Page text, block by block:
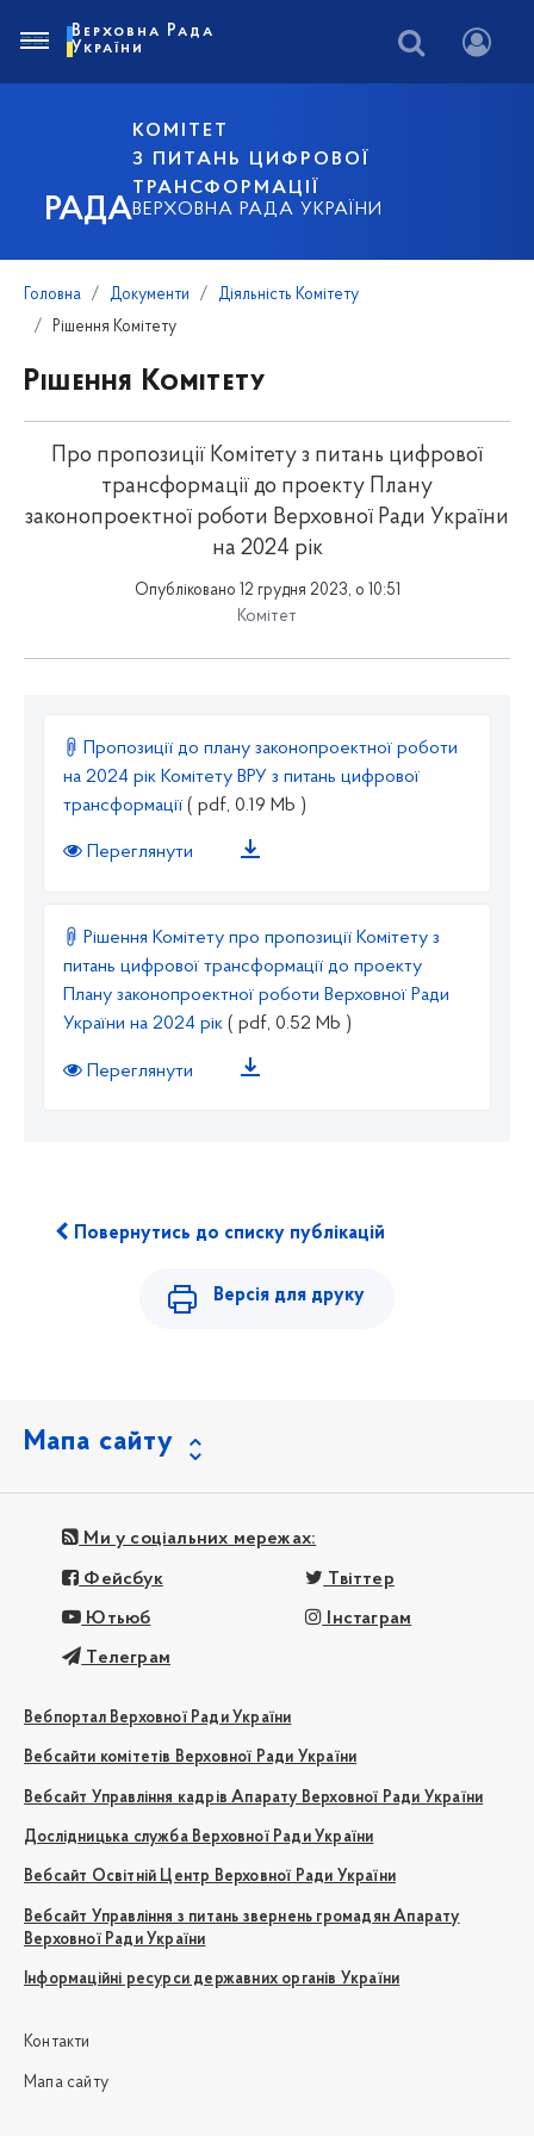
РАДА
КОМІТЕТ
З ПИТАНЬ ЦИФРОВОЇ
ТРАНСФОРМАЦІЇ
ВЕРХОВНА РАДА УКРАЇНИ
Верховна Рада
України
Головна Документи
Діяльність Комітету
Рішення Комітету
Рішення Комітету
Про пропозиції Комітету з питань цифрової
трансформації до проекту Плану
законопроектної роботи Верховної Ради України
на 2024 рік
Опубліковано 12 грудня 2023, о 10:51
Комітет
Пропозиції до плану законопроектної роботи
на 2024 рік Комітету ВРУ з питань цифрової
трансформації ( pdf, 0.19 Mb )
Переглянути
Рішення Комітету про пропозиції Комітету з
питань цифрової трансформації до проекту
Плану законопроектної роботи Верховної Ради
України на 2024 рік ( pdf, 0.52 Mb )
Переглянути
Повернутись до списку публікацій
Версія для друку
Мапа сайту
Ми у соціальних мережах:
Фейсбук Твіттер
Ютьюб Інстаграм
Телеграм
Вебпортал Верховної Ради України
Вебсайти комітетів Верховної Ради України
Вебсайт Управління кадрів Апарату Верховної Ради України
Дослідницька служба Верховної Ради України
Вебсайт Освітній Центр Верховної Ради України
Вебсайт Управління з питань звернень громадян Апарату
Верховної Ради України
Інформаційні ресурси державних органів України
Контакти
Мапа сайту